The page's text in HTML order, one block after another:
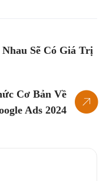
Sẽ Có Giá Trị
Cơ Bản Về
Ads 2024